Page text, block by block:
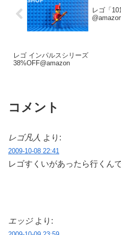
レゴ「
レゴ インパルスシリーズ
38%OFF@amazon
コメント
レゴ凡人 より:
2009-10-08 22:41
レゴすくいがあったら行くん
エッジ より: